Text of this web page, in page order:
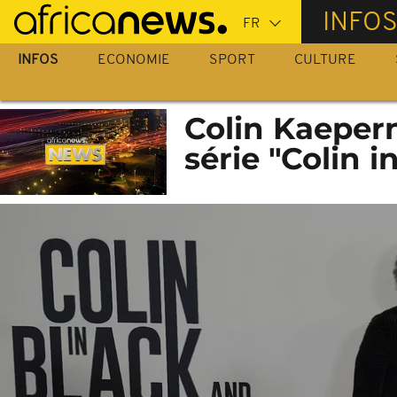
Passer
au
contenu
INFOS
INFOS ECONOMIE SPORT CULTURE
Colin
série "Colin